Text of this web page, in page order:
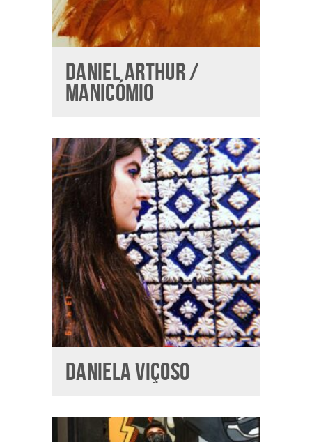
DANIEL ARTHUR /
MANICÓMIO
DANIELA VIÇOSO